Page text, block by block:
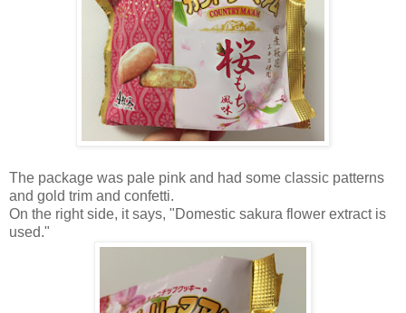
The package was pale pink and had some classic patterns
and gold trim and confetti.
On the right side, it says, "Domestic sakura flower extract is
used."